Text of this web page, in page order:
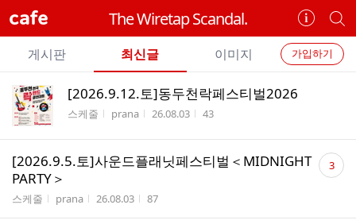
cafe The Wiretap Scandal.
카
페
정
보
개
별
카
페
카
페
메
뉴
가입하기
게시판 최신글 이미지
전
체
글
리
[2026.9.12.토]동두천락페스티벌2026
게시판명
스케줄 작성자
prana 작성시간
26.08.03 조회수
43
[2026.9.5.토]사운드플래닛페스티벌＜MIDNIGHT
PARTY＞
게시판명
스케줄 작성자
prana 작성시간
26.08.03 조회수
87
댓
글 3